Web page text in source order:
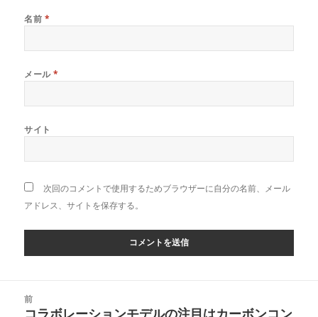
名前 *
メール*
サイト
次回のコメントで使用するためブラウザーに自分の名前、メール
アドレス、サイトを保存する。
前
前